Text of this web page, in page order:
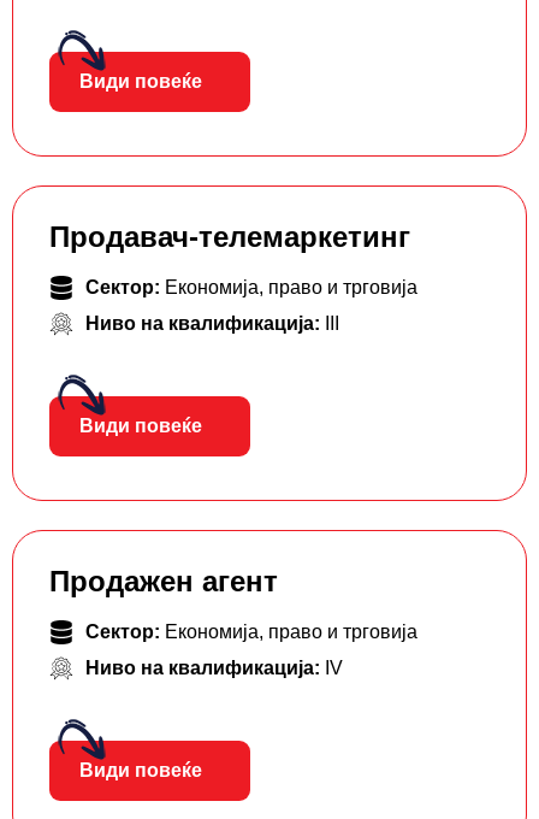
Види повеќе
Продавач-телемаркетинг
Сектор: Економија, право и трговија
Ниво на квалификација:
Види повеќе
Продажен агент
Сектор: Економија, право и трговија
Ниво на квалификација: IV
Види повеќе